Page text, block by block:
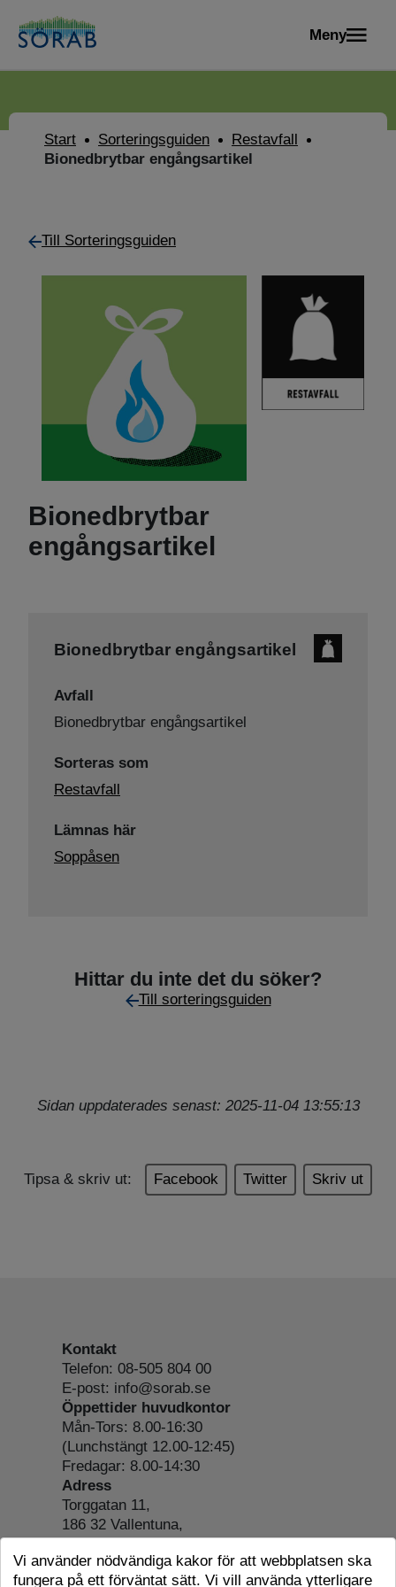
Meny
Start Sorteringsguiden
Restavfall
Bionedbrytbar engångsartikel
Till Sorteringsguiden
Bionedbrytbar
engångsartikel
Bionedbrytbar engångsartikel
Avfall
Bionedbrytbar engångsartikel
Sorteras som
Restavfall
Lämnas här
Soppåsen
Hittar du inte det du söker?
Till sorteringsguiden
Sidan uppdaterades senast: 2025-11-04 13:55:13
Tipsa & skriv ut: Facebook Twitter Skriv ut
Kontakt
Telefon: 08-505 804 00
E-post: info@sorab.se
Öppettider huvudkontor
Mån-Tors: 8.00-16:30
(Lunchstängt 12.00-12:45)
Fredagar: 8.00-14:30
Adress
Torggatan 11,
186 32 Vallentuna,
Org.nr: 556197-4022
Om webbplatsen
Tillgänglighetsredogörelse
Vi använder nödvändiga kakor för att webbplatsen ska
fungera på ett förväntat sätt. Vi vill använda ytterligare